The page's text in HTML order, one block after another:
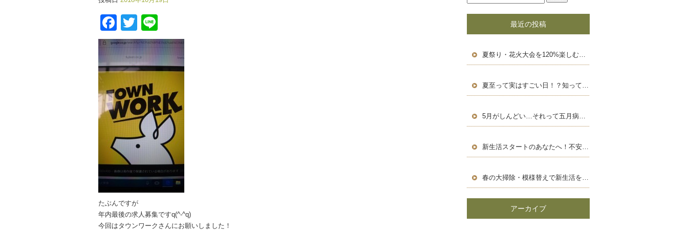
Facebook
Twitter
たぶんですが
年内最後の求人募集ですq(^-^q)
今回はタウンワークさんにお願いしました！
最近の投稿
夏祭り・花火大会を120%楽しむための豆知識＆浴衣術！
夏至って実はすごい日！？知って得する豆知識と長い一日の楽しみ方
5月がしんどい…それって五月病かも？働く人のためのセルフケア術
新生活スタートのあなたへ！不安を自信に変える、新しい環境での過ごし方
春の大掃除・模様替えで新生活を気持ちよくスタートしよう！
アーカイブ